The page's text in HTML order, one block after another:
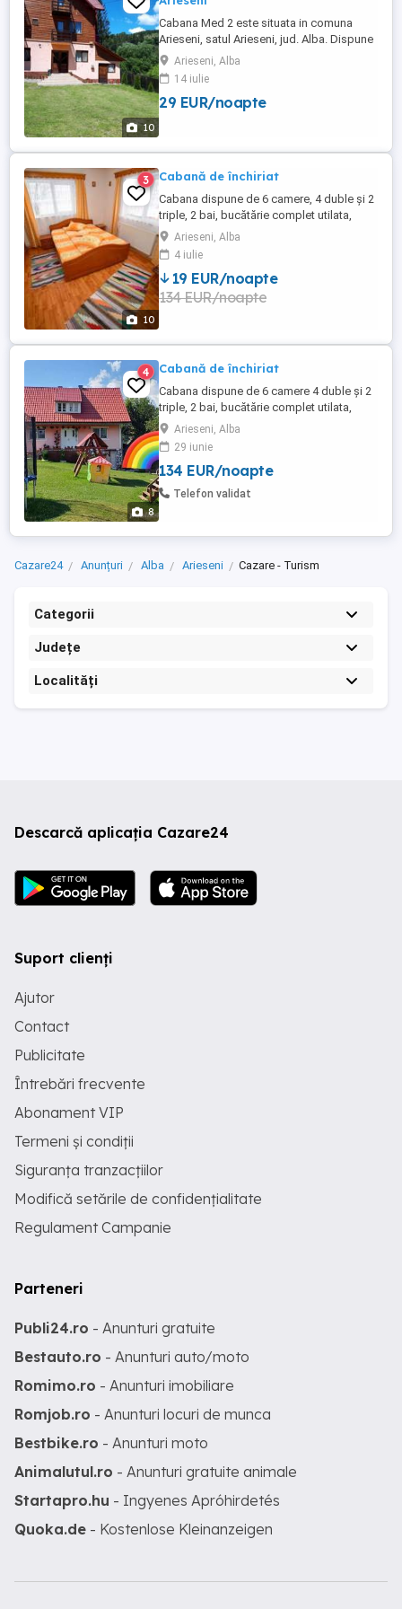
10
Cabana Med 2 este situata in comuna
Arieseni, satul Arieseni, jud. Alba. Dispune
de 8 camere cu bai proprii, 16 locuri de
cazare. Facilitati: - bucatarie utilata, living,
parcare,wi-fi, foisor, loc de gratar si ceaun
Arieseni, Alba
14 iulie
29 EUR/noapte
10
3 Cabană de închiriat
Cabana dispune de 6 camere, 4 duble și 2
triple, 2 bai, bucătărie complet utilata,
grătar, ceaun
Arieseni, Alba
4 iulie
19 EUR/noapte
134 EUR/noapte
8
4 Cabană de închiriat
Cabana dispune de 6 camere 4 duble și 2
triple, 2 bai, bucătărie complet utilata,
foișor, grătar, ceaun. Se află situata la 2km
de pârtiile de ski vartop
Arieseni, Alba
29 iunie
134 EUR/noapte
Telefon validat
Cazare24 Anunțuri Alba Arieseni Cazare - Turism
Categorii
Județe
Localități
Descarcă aplicația Cazare24
Suport clienți
Ajutor
Contact
Publicitate
Întrebări frecvente
Abonament VIP
Termeni și condiții
Siguranța tranzacțiilor
Modifică setările de confidențialitate
Regulament Campanie
Parteneri
Publi24.ro - Anunturi gratuite
Bestauto.ro - Anunturi auto/moto
Romimo.ro - Anunturi imobiliare
Romjob.ro - Anunturi locuri de munca
Bestbike.ro - Anunturi moto
Animalutul.ro - Anunturi gratuite animale
Startapro.hu - Ingyenes Apróhirdetés
Quoka.de - Kostenlose Kleinanzeigen